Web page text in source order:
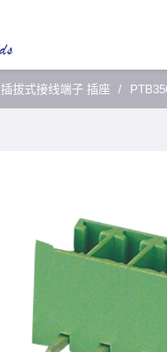
插拔式接线端子 插座